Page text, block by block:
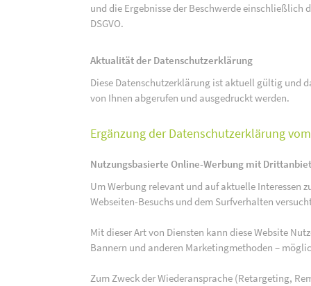
und die Ergebnisse der Beschwerde
DSGVO.
Aktualität der Datenschutzerklärung
Diese Datenschutzerklärung ist aktuell gültig und
von Ihnen abgerufen und ausgedruckt werden.
Ergänzung der Datenschutzerklärung
Nutzungsbasierte Online-Werbung mit
Um Werbung relevant und auf aktuelle Interessen
Webseiten-Besuchs und dem Surfverhalten
Mit dieser Art von Diensten kann diese Website
Bannern und anderen Marketingmethoden –
Zum Zweck der Wiederansprache (Retargeting,